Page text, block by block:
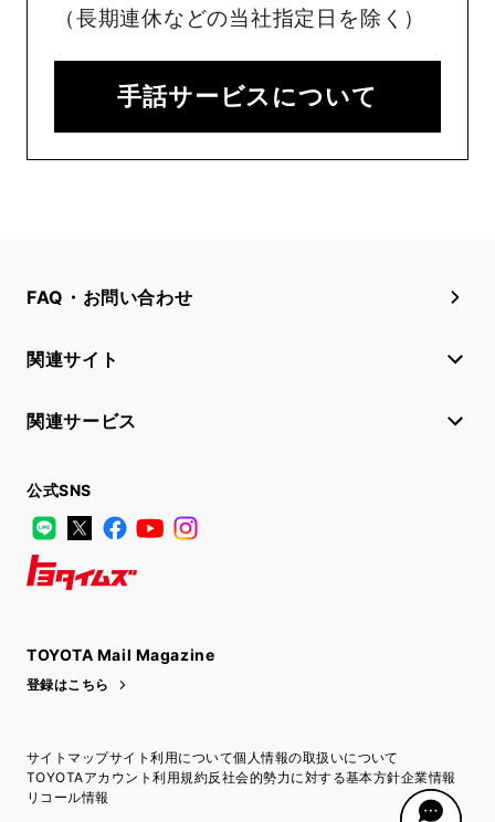
（長期連休などの当社指定日を除く）
手話サービスについて
FAQ・お問い合わせ
関連サイト
関連サービス
公式SNS
LINE
X FacebookYouTube
TOYOTA Mail Magazine
登録はこちら
サイトマップサイト利用について個人情報の取扱いについて
TOYOTAアカウント利用規約反社会的勢力に対する基本方針企業情報
リコール情報